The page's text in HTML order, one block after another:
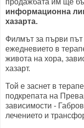
информационна
хазарта.
Филмът за първи път
ежедневието в
живота на хора,
хазарт.
Той е заснет в
подкрепата на
зависимости -
лечението и